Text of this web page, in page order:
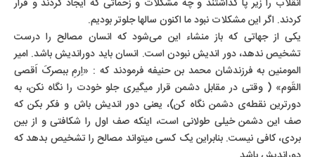
کردند. اگر این مشکلات نبود ما اکنون سالها جلوتر بودیم.
یکی از جهاتی که باز منشاء این می‌شود که انسان مصالح را درست
تشخیص ندهد، دور اندیش نبودن است. انسان باید دوراندیش باشد. امیر
المومنین به فرزندشان محمد بن حنیفه فرمودند که : «اِرمِ ببصرکَ اَقصی
القَوم» ( وقتی در مقابل دشمن قرار میگیری جلو خودت را نگاه نکن، به
دورترین نقطه‌ی دشمن نگاه کن)، یعنی دور اندیش باش و فکر بکن که
صف این دشمن خیلی طولانی است، اینکه صف اول را شکافتی و از بین
بردی، کافی نیست. بنابراین یک کسی میتواند مصالح را تشخیص بدهد که